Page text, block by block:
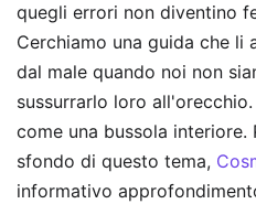
quegli errori non diventino
Cerchiamo una guida che li
dal male quando noi non
sussurrarlo loro
come una bussola interiore.
sfondo di questo tema,
informativo